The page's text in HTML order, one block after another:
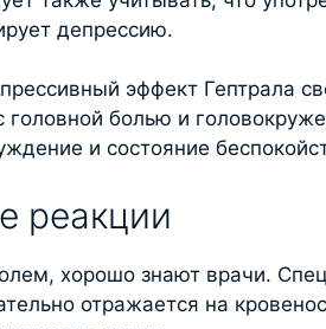
депрессию.
эффект Гептрала
головной болью и
и состояние
реакции
хорошо знают врачи.
отражается на